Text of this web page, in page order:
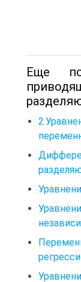
Еще